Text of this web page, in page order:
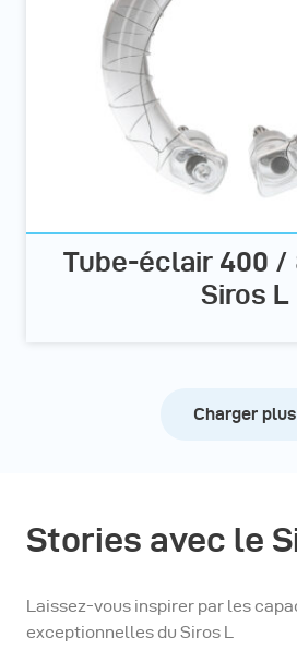
Tube-éclair 400 /
Siros L
Charger plus
Stories avec le
Laissez-vous inspirer par les
exceptionnelles du Siros L